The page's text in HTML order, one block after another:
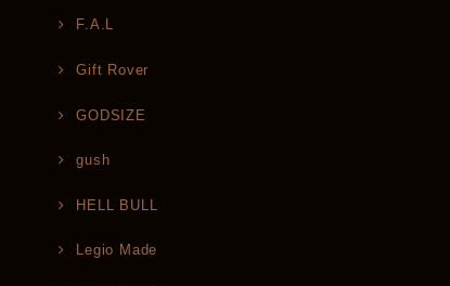
F.A.L
Gift Rover
GODSIZE
gush
HELL BULL
Legio Made